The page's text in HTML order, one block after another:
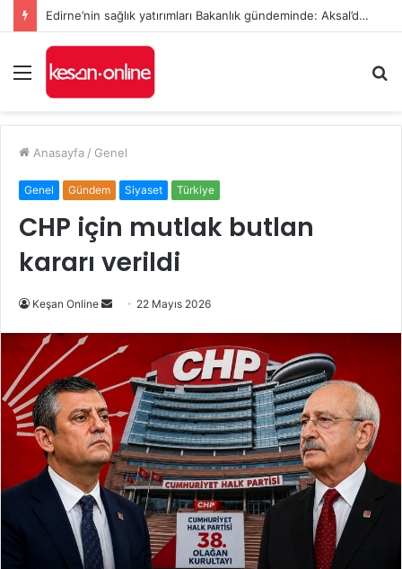
Edirne’nin sağlık yatırımları Bakanlık gündeminde: Aksal’dan Keşan için iki önemli talep
Menü
...
Anasayfa / Genel
Genel Gündem Siyaset Türkiye
CHP için mutlak butlan
kararı verildi
Keşan Online
Bir
posta
göndermek
22 Mayıs 2026